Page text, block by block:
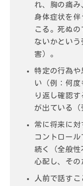
れ、胸の痛
身体症状を伴
こる。死ぬ
ないかという
害）。
特定の行為や
い（例：何
り返し確認
が出ている（
常に将来に
コントロー
続く（全般性
心配し、その
人前で話す